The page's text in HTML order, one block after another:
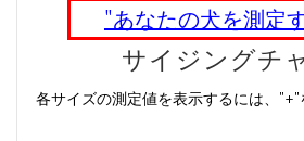
"あなたの犬を測定
サイジングチ
各サイズの測定値を表示するには、